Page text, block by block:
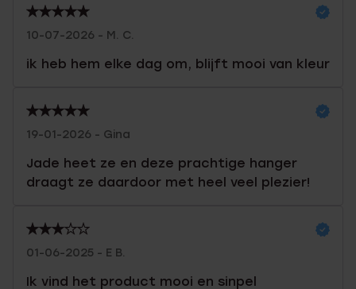
10-07-2026 - M. C.
ik heb hem elke dag om, blijft mooi van kleur
19-01-2026 - Gina
Jade heet ze en deze prachtige hanger
draagt ze daardoor met heel veel plezier!
01-06-2025 - E B.
Ik vind het product mooi en sinpel